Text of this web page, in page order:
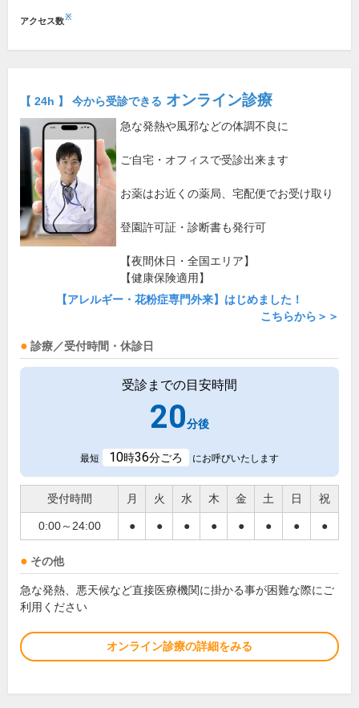
アクセス数※
【 24h 】 今から受診できる オンライン診療
急な発熱や風邪などの体調不良に
ご自宅・オフィスで受診出来ます
お薬はお近くの薬局、宅配便でお受け取り
登園許可証・診断書も発行可
【夜間休日・全国エリア】
【健康保険適用】
【アレルギー・花粉症専門外来】はじめました！
こちらから＞＞
診療／受付時間・休診日
受診までの目安時間
20分後
最短 10時36分ごろ にお呼びいたします
受付時間 月 火 水 木 金 土 日 祝
0:00～24:00 ● ● ● ● ● ● ● ●
その他
急な発熱、悪天候など直接医療機関に掛かる事が困難な際にご
利用ください
オンライン診療の詳細をみる